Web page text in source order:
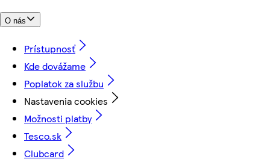
O nás
Prístupnosť
Kde dovážame
Poplatok za službu
Nastavenia cookies
Možnosti platby
Tesco.sk
Clubcard